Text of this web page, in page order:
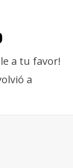
a tu favor!
a